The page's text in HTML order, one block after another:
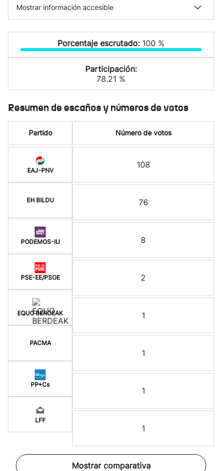
Mostrar información accesible
Porcentaje escrutado: 100 %
Participación:
78.21 %
Resumen de escaños y números de votos
Partido
EAJ-PNV
EH BILDU
PODEMOS-IU
PSE-EE/PSOE
EQUO BERDEAK
PACMA
PP+Cs
LFF
Número de votos
108
76
8
2
1
1
1
1
Mostrar comparativa